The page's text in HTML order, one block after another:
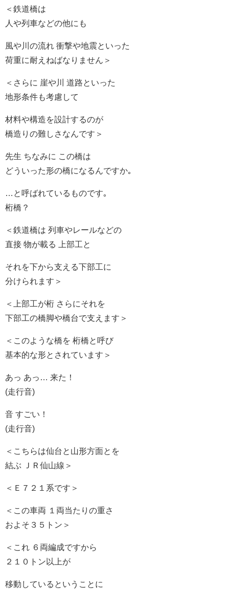
＜鉄道橋は
人や列車などの他にも
風や川の流れ 衝撃や地震といった
荷重に耐えねばなりません＞
＜さらに 崖や川 道路といった
地形条件も考慮して
材料や構造を設計するのが
橋造りの難しさなんです＞
先生 ちなみに この橋は
どういった形の橋になるんですか｡
…と呼ばれているものです｡
桁橋？
＜鉄道橋は 列車やレールなどの
直接 物が載る 上部工と
それを下から支える下部工に
分けられます＞
＜上部工が桁 さらにそれを
下部工の橋脚や橋台で支えます＞
＜このような橋を 桁橋と呼び
基本的な形とされています＞
あっ あっ… 来た！
(走行音)
音 すごい！
(走行音)
＜こちらは仙台と山形方面とを
結ぶ ＪＲ仙山線＞
＜Ｅ７２１系です＞
＜この車両 １両当たりの重さ
およそ３５トン＞
＜これ ６両編成ですから
２１０トン以上が
移動しているということに